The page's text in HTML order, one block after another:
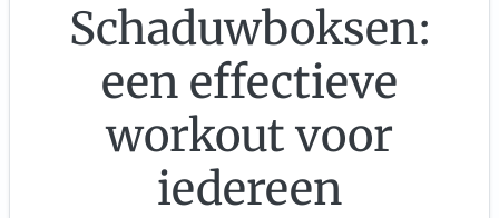
Schaduwboksen:
een effectieve
workout voor
iedereen